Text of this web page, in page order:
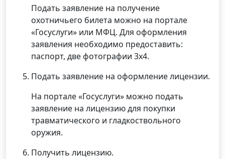
Подать заявление на получение
охотничьего билета можно на портале
«Госуслуги» или МФЦ. Для оформления
заявления необходимо предоставить:
паспорт, две фотографии 3х4.
Подать заявление на оформление лицензии.
На портале «Госуслуги» можно подать
заявление на лицензию для покупки
травматического и гладкоствольного
оружия.
Получить лицензию.